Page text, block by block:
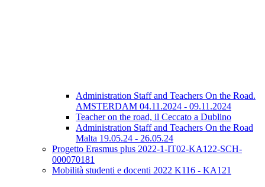
Administration Staff and Teachers On the Road.
AMSTERDAM 04.11.2024 - 09.11.2024
Teacher on the road, il Ceccato a Dublino
Administration Staff and Teachers On the Road
Malta 19.05.24 - 26.05.24
Progetto Erasmus plus 2022-1-IT02-KA122-SCH-
000070181
Mobilità studenti e docenti 2022 K116 - KA121